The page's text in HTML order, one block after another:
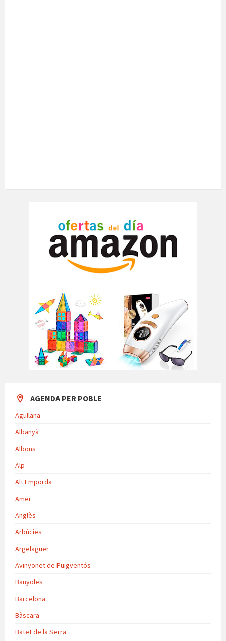
AGENDA PER POBLE
Agullana
Albanyà
Albons
Alp
Alt Emporda
Amer
Anglès
Arbúcies
Argelaguer
Avinyonet de Puigventós
Banyoles
Barcelona
Bàscara
Batet de la Serra